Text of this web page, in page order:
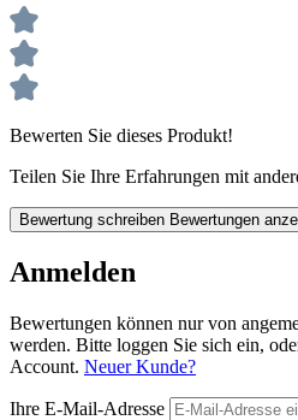
Bewerten Sie dieses Produkt!
Teilen Sie Ihre Erfahrungen mit
Bewertung schreiben Bewertungen
Anmelden
Bewertungen können nur von
werden. Bitte loggen Sie sich ein,
Account. Neuer Kunde?
Ihre E-Mail-Adresse